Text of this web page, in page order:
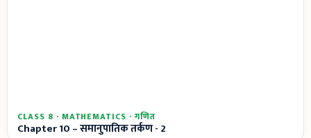
CLASS 8 · MATHEMATICS · गणित
Chapter 10 – समानुपातिक तर्कण - 2